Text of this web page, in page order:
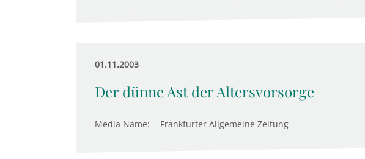
01.11.2003
Der dünne Ast der Altersvorsorge
Media Name: Frankfurter Allgemeine Zeitung